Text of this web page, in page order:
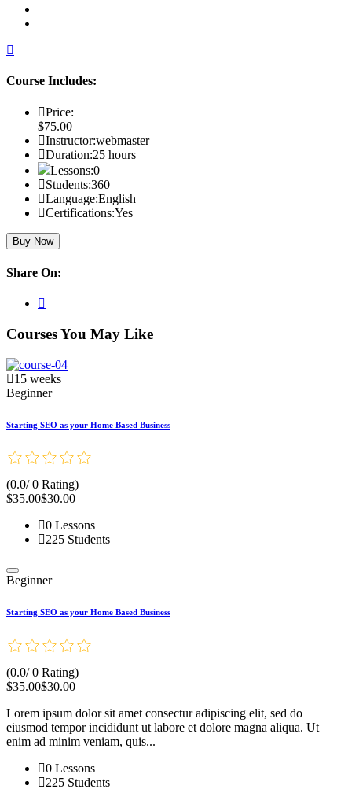
Course Includes:
Price:
$75.00
Instructor:webmaster
Duration:25 hours
Lessons:0
Students:360
Language:English
Certifications:Yes
Buy Now
Share On:
Courses You May Like
15 weeks
Beginner
Starting SEO as your Home Based Business
(0.0/ 0 Rating)
$35.00$30.00
0 Lessons
225 Students
Beginner
Starting SEO as your Home Based Business
(0.0/ 0 Rating)
$35.00$30.00
Lorem ipsum dolor sit amet consectur adipiscing elit, sed do
eiusmod tempor incididunt ut labore et dolore magna aliqua. Ut
enim ad minim veniam, quis...
0 Lessons
225 Students